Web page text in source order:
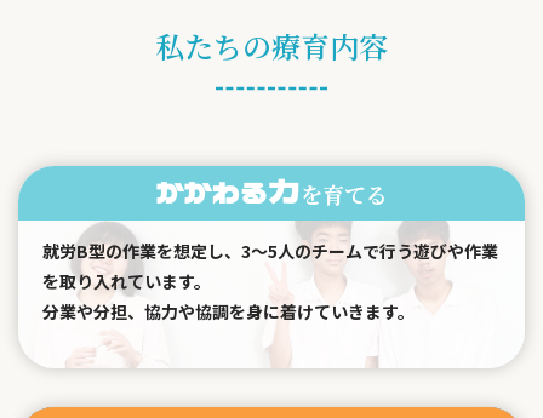
私たちの療育内容
かかわる力を育てる
就労B型の作業を想定し、3～5人のチームで行う遊びや作業
を取り入れています。
分業や分担、協力や協調を身に着けていきます。